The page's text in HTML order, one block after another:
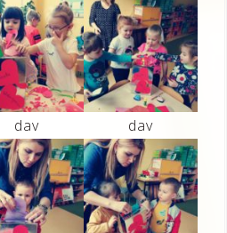
dav dav